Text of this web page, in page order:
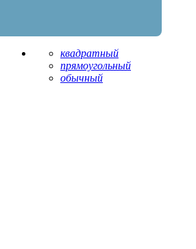
квадратный
прямоугольный
обычный